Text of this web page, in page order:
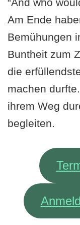
Am Ende
Bemühungen
Buntheit zum
die
machen
ihrem Weg
begleiten.